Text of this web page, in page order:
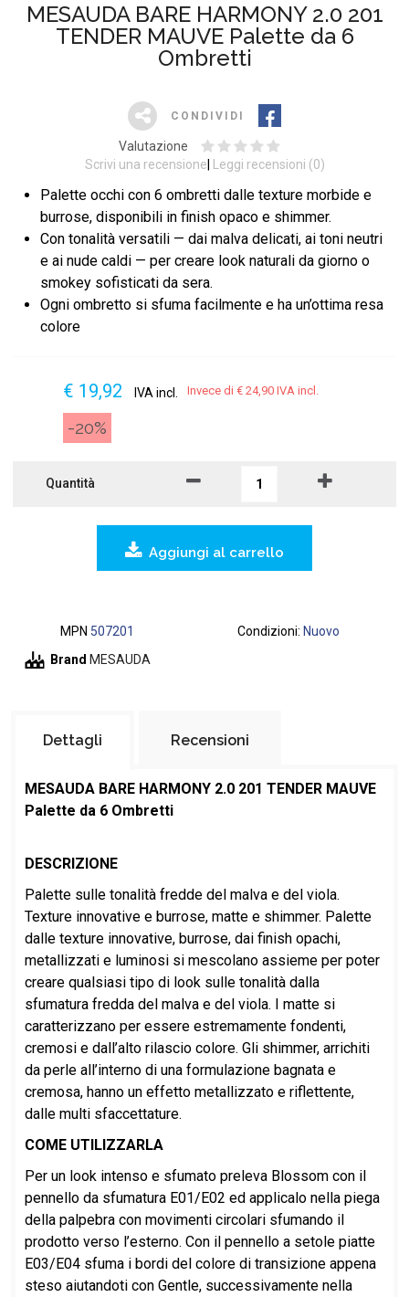
MESAUDA BARE HARMONY 2.0 201
TENDER MAUVE Palette da 6
Ombretti
CONDIVIDI
Valutazione
Scrivi una recensione
Leggi recensioni (0)
Palette occhi con 6 ombretti dalle texture morbide e
burrose, disponibili in finish opaco e shimmer.
Con tonalità versatili — dai malva delicati, ai toni neutri
e ai nude caldi — per creare look naturali da giorno o
smokey sofisticati da sera.
Ogni ombretto si sfuma facilmente e ha un’ottima resa
colore
€ 19,92 IVA incl.
-20%
Invece di € 24,90 IVA incl.
Quantità
Aggiungi al carrello
MPN 507201 Condizioni: Nuovo
Brand MESAUDA
Dettagli Recensioni
MESAUDA BARE HARMONY 2.0 201 TENDER MAUVE
Palette da 6 Ombretti
DESCRIZIONE
Palette sulle tonalità fredde del malva e del viola.
Texture innovative e burrose, matte e shimmer. Palette
dalle texture innovative, burrose, dai finish opachi,
metallizzati e luminosi si mescolano assieme per poter
creare qualsiasi tipo di look sulle tonalità dalla
sfumatura fredda del malva e del viola. I matte si
caratterizzano per essere estremamente fondenti,
cremosi e dall’alto rilascio colore. Gli shimmer, arrichiti
da perle all’interno di una formulazione bagnata e
cremosa, hanno un effetto metallizzato e riflettente,
dalle multi sfaccettature.
COME UTILIZZARLA
Per un look intenso e sfumato preleva Blossom con il
pennello da sfumatura E01/E02 ed applicalo nella piega
della palpebra con movimenti circolari sfumando il
prodotto verso l’esterno. Con il pennello a setole piatte
E03/E04 sfuma i bordi del colore di transizione appena
steso aiutandoti con Gentle, successivamente nella